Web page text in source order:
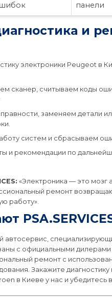
панели
и
электроники Peugeot в
сканер, считываем коды
заменяем детали
систем и сбрасываем
и рекомендации по
«Электроника — это мозг
ремонт
работу».
автосервис,
с официальными дилерами
ремонт с
Закажите диагностику
в Киеве у нас и убедитесь